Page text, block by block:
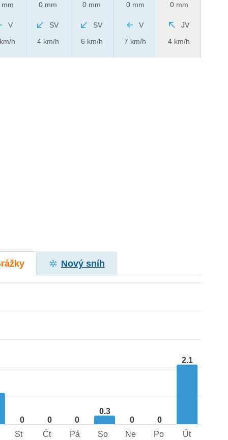
V
h
0 mm
SV
4 km/h
0 mm
SV
6 km/h
0 mm
V
7 km/h
0 mm
JV
4 km/h
Nový sníh
0 0 0
0.3
0 0
2.1
St Čt Pá So Ne Po Út